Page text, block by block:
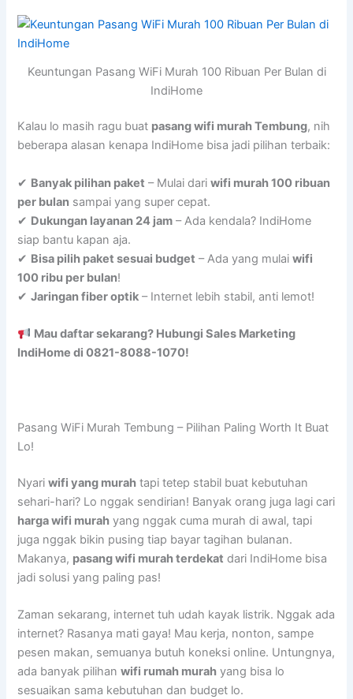
Keuntungan Pasang WiFi Murah 100 Ribuan Per Bulan di
IndiHome
Kalau lo masih ragu buat pasang wifi murah Tembung, nih
beberapa alasan kenapa IndiHome bisa jadi pilihan terbaik:
✔ Banyak pilihan paket – Mulai dariwifi murah 100 ribuan
per bulan sampai yang super cepat.
✔ Dukungan layanan 24 jam – Ada kendala? IndiHome
siap bantu kapan aja.
✔ Bisa pilih paket sesuai budget – Ada yang mulaiwifi
100 ribu per bulan!
✔Jaringan fiber optik – Internet lebih stabil, anti lemot!
Mau daftar sekarang? Hubungi Sales Marketing
IndiHome di 0821-8088-1070!
Pasang WiFi Murah Tembung – Pilihan Paling Worth It Buat
Lo!
Nyariwifi yang murah tapi tetep stabil buat kebutuhan
sehari-hari? Lo nggak sendirian! Banyak orang juga lagi cari
harga wifi murah yang nggak cuma murah di awal, tapi
juga nggak bikin pusing tiap bayar tagihan bulanan.
Makanya, pasang wifi murah terdekat dari IndiHome bisa
jadi solusi yang paling pas!
Zaman sekarang, internet tuh udah kayak listrik. Nggak ada
internet? Rasanya mati gaya! Mau kerja, nonton, sampe
pesen makan, semuanya butuh koneksi online. Untungnya,
ada banyak pilihanwifi rumah murah yang bisa lo
sesuaikan sama kebutuhan dan budget lo.